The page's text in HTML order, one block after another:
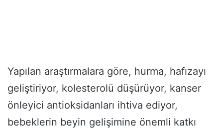
Yapılan araştırmalara göre, hurma, hafızayı
geliştiriyor, kolesterolü düşürüyor, kanser
önleyici antioksidanları ihtiva ediyor,
bebeklerin beyin gelişimine önemli katkı